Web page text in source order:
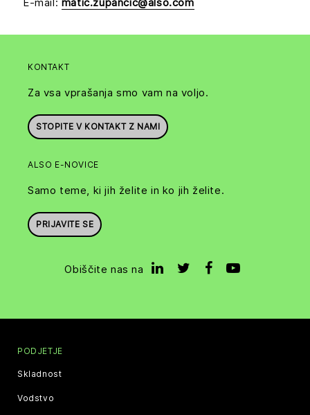
KONTAKT
Za vsa vprašanja smo vam na voljo.
STOPITE V KONTAKT Z NAMI
ALSO E-NOVICE
Samo teme, ki jih želite in ko jih želite.
PRIJAVITE SE
Obiščite nas na
PODJETJE
Skladnost
Vodstvo